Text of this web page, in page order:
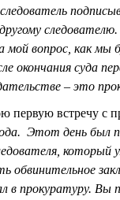
мой вопрос, как
окончания суда
– это
первую встречу
Этот день был
который
обвинительное
в прокуратуру.